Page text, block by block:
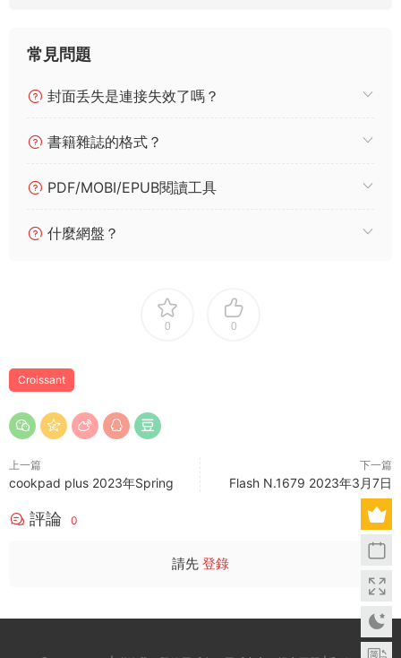
常見問題
封面丢失是連接失效了嗎？
書籍雜誌的格式？
PDF/MOBI/EPUB閱讀工具
什麼網盤？
0 0
Croissant
上一篇
cookpad plus 2023年Spring
下一篇
Flash N.1679 2023年3月7日
評論 0
請先 登錄